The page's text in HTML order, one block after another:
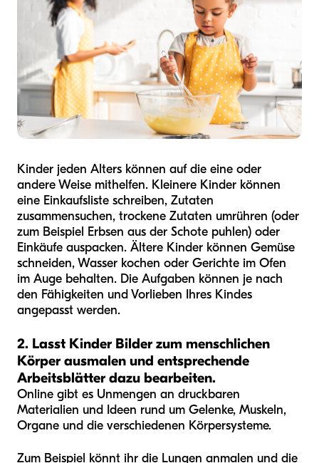
Kinder jeden Alters können auf die eine oder
andere Weise mithelfen. Kleinere Kinder können
eine Einkaufsliste schreiben, Zutaten
zusammensuchen, trockene Zutaten umrühren (oder
zum Beispiel Erbsen aus der Schote puhlen) oder
Einkäufe auspacken. Ältere Kinder können Gemüse
schneiden, Wasser kochen oder Gerichte im Ofen
im Auge behalten. Die Aufgaben können je nach
den Fähigkeiten und Vorlieben Ihres Kindes
angepasst werden.
2. Lasst Kinder Bilder zum menschlichen
Körper ausmalen und entsprechende
Arbeitsblätter dazu bearbeiten.
Online gibt es Unmengen an druckbaren
Materialien und Ideen rund um Gelenke, Muskeln,
Organe und die verschiedenen Körpersysteme.
Zum Beispiel könnt ihr die Lungen anmalen und die